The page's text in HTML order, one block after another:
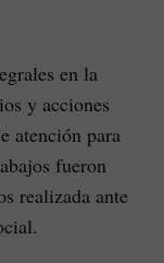
en la
y acciones
atención para
fueron
realizada ante